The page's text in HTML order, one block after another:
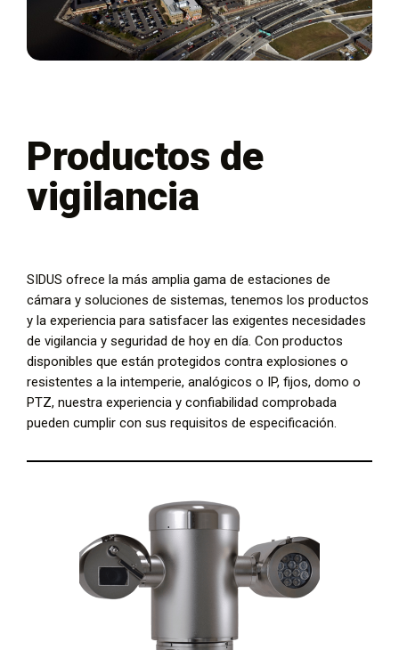
Productos de
vigilancia
SIDUS ofrece la más amplia gama de estaciones de
cámara y soluciones de sistemas, tenemos los productos
y la experiencia para satisfacer las exigentes necesidades
de vigilancia y seguridad de hoy en día. Con productos
disponibles que están protegidos contra explosiones o
resistentes a la intemperie, analógicos o IP, fijos, domo o
PTZ, nuestra experiencia y confiabilidad comprobada
pueden cumplir con sus requisitos de especificación.